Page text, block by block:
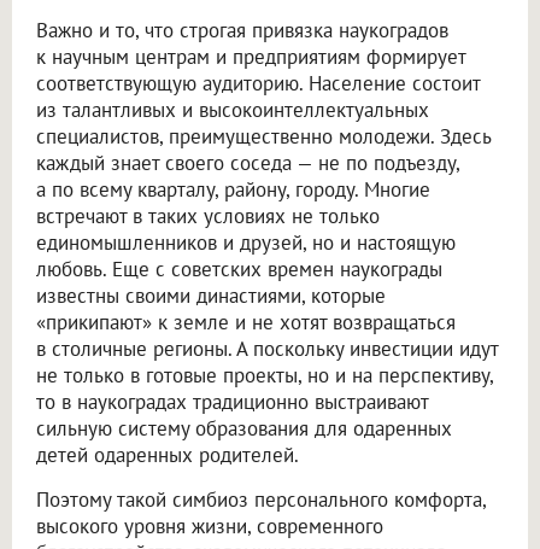
Важно и то, что строгая привязка наукоградов
к научным центрам и предприятиям формирует
соответствующую аудиторию. Население состоит
из талантливых и высокоинтеллектуальных
специалистов, преимущественно молодежи. Здесь
каждый знает своего соседа — не по подъезду,
а по всему кварталу, району, городу. Многие
встречают в таких условиях не только
единомышленников и друзей, но и настоящую
любовь. Еще с советских времен наукограды
известны своими династиями, которые
«прикипают» к земле и не хотят возвращаться
в столичные регионы. А поскольку инвестиции идут
не только в готовые проекты, но и на перспективу,
то в наукоградах традиционно выстраивают
сильную систему образования для одаренных
детей одаренных родителей.
Поэтому такой симбиоз персонального комфорта,
высокого уровня жизни, современного